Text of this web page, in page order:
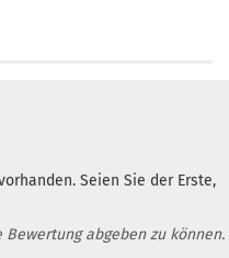
Seien Sie der Erste,
abgeben zu können.